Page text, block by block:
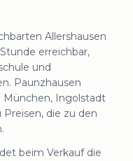
Allershausen
erreichbar,
und
Paunzhausen
Ingolstadt
die zu den
beim Verkauf die